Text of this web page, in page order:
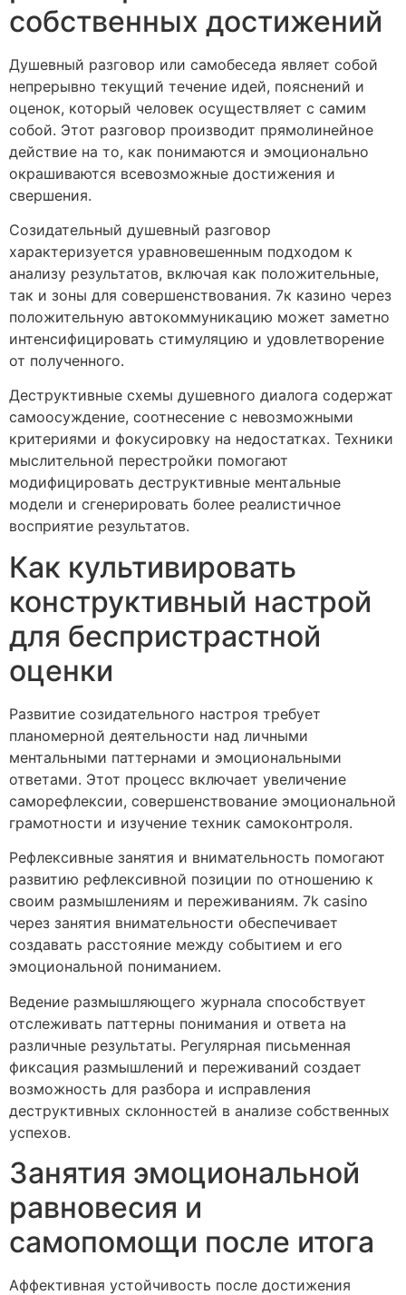
собственных достижений
Душевный разговор или самобеседа являет собой
непрерывно текущий течение идей, пояснений и
оценок, который человек осуществляет с самим
собой. Этот разговор производит прямолинейное
действие на то, как понимаются и эмоционально
окрашиваются всевозможные достижения и
свершения.
Созидательный душевный разговор
характеризуется уравновешенным подходом к
анализу результатов, включая как положительные,
так и зоны для совершенствования. 7к казино через
положительную автокоммуникацию может заметно
интенсифицировать стимуляцию и удовлетворение
от полученного.
Деструктивные схемы душевного диалога содержат
самоосуждение, соотнесение с невозможными
критериями и фокусировку на недостатках. Техники
мыслительной перестройки помогают
модифицировать деструктивные ментальные
модели и сгенерировать более реалистичное
восприятие результатов.
Как культивировать
конструктивный настрой
для беспристрастной
оценки
Развитие созидательного настроя требует
планомерной деятельности над личными
ментальными паттернами и эмоциональными
ответами. Этот процесс включает увеличение
саморефлексии, совершенствование эмоциональной
грамотности и изучение техник самоконтроля.
Рефлексивные занятия и внимательность помогают
развитию рефлексивной позиции по отношению к
своим размышлениям и переживаниям. 7k casino
через занятия внимательности обеспечивает
создавать расстояние между событием и его
эмоциональной пониманием.
Ведение размышляющего журнала способствует
отслеживать паттерны понимания и ответа на
различные результаты. Регулярная письменная
фиксация размышлений и переживаний создает
возможность для разбора и исправления
деструктивных склонностей в анализе собственных
успехов.
Занятия эмоциональной
равновесия и
самопомощи после итога
Аффективная устойчивость после достижения